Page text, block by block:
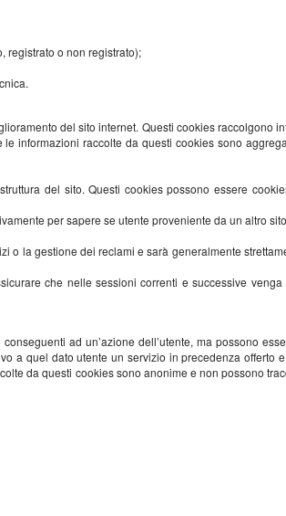
registrato o non registrato);
del sito internet. Questi cookies raccolgono
informazioni raccolte da questi cookies sono
del sito. Questi cookies possono essere
per sapere se utente proveniente da un altro
la gestione dei reclami e sarà generalmente
che nelle sessioni correnti e successive venga
ad un’azione dell’utente, ma possono
a quel dato utente un servizio in precedenza offerto
da questi cookies sono anonime e non possono